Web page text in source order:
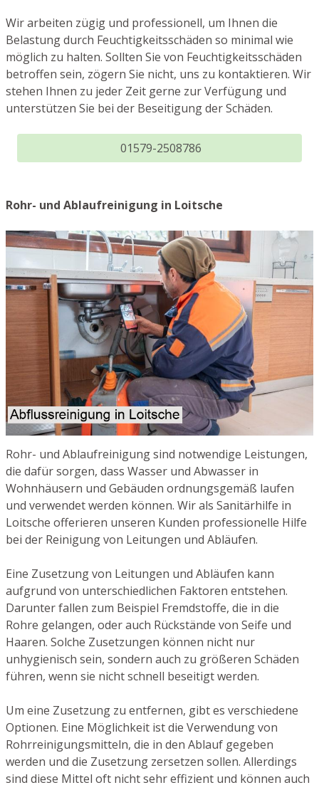
Wir arbeiten zügig und professionell, um Ihnen die
Belastung durch Feuchtigkeitsschäden so minimal wie
möglich zu halten. Sollten Sie von Feuchtigkeitsschäden
betroffen sein, zögern Sie nicht, uns zu kontaktieren. Wir
stehen Ihnen zu jeder Zeit gerne zur Verfügung und
unterstützen Sie bei der Beseitigung der Schäden.
01579-2508786
Rohr- und Ablaufreinigung in Loitsche
Rohr- und Ablaufreinigung sind notwendige Leistungen,
die dafür sorgen, dass Wasser und Abwasser in
Wohnhäusern und Gebäuden ordnungsgemäß laufen
und verwendet werden können. Wir als Sanitärhilfe in
Loitsche offerieren unseren Kunden professionelle Hilfe
bei der Reinigung von Leitungen und Abläufen.
Eine Zusetzung von Leitungen und Abläufen kann
aufgrund von unterschiedlichen Faktoren entstehen.
Darunter fallen zum Beispiel Fremdstoffe, die in die
Rohre gelangen, oder auch Rückstände von Seife und
Haaren. Solche Zusetzungen können nicht nur
unhygienisch sein, sondern auch zu größeren Schäden
führen, wenn sie nicht schnell beseitigt werden.
Um eine Zusetzung zu entfernen, gibt es verschiedene
Optionen. Eine Möglichkeit ist die Verwendung von
Rohrreinigungsmitteln, die in den Ablauf gegeben
werden und die Zusetzung zersetzen sollen. Allerdings
sind diese Mittel oft nicht sehr effizient und können auch